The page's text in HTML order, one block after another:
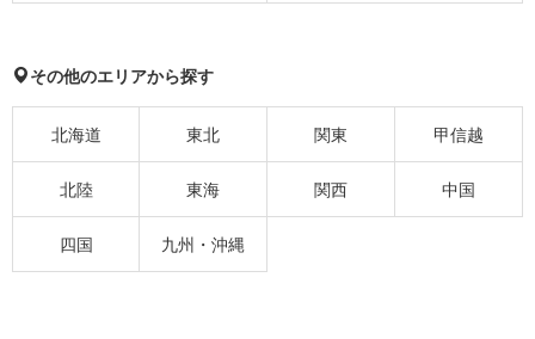
その他のエリアから探す
北海道 東北 関東 甲信越
北陸 東海 関西 中国
四国 九州・沖縄